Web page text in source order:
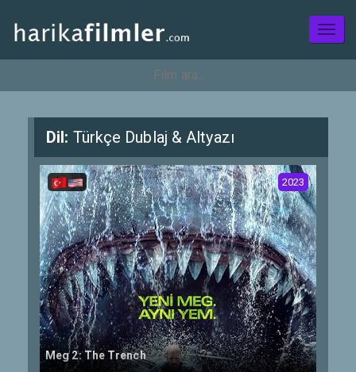
Dil: Türkçe Dublaj & Altyazı
Meg 2: The Trench
2023